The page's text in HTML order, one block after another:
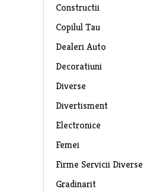
Constructii
Copilul Tau
Dealeri Auto
Decoratiuni
Diverse
Divertisment
Electronice
Femei
Firme Servicii Diverse
Gradinarit